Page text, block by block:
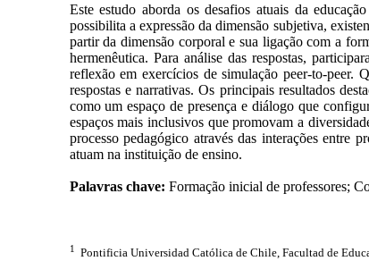
Este estudo aborda os desafios atuais da
possibilita a expressão da dimensão subjetiva,
partir da dimensão corporal e sua ligação com a
hermenêutica. Para análise das respostas,
reflexão em exercícios de simulação peer-to-peer.
respostas e narrativas. Os principais resultados
como um espaço de presença e diálogo que
espaços mais inclusivos que promovam a
processo pedagógico através das interações entre
atuam na instituição de ensino.
Palavras chave: Formação inicial de professores;
1
Pontificia Universidad Católica de Chile, Facultad de